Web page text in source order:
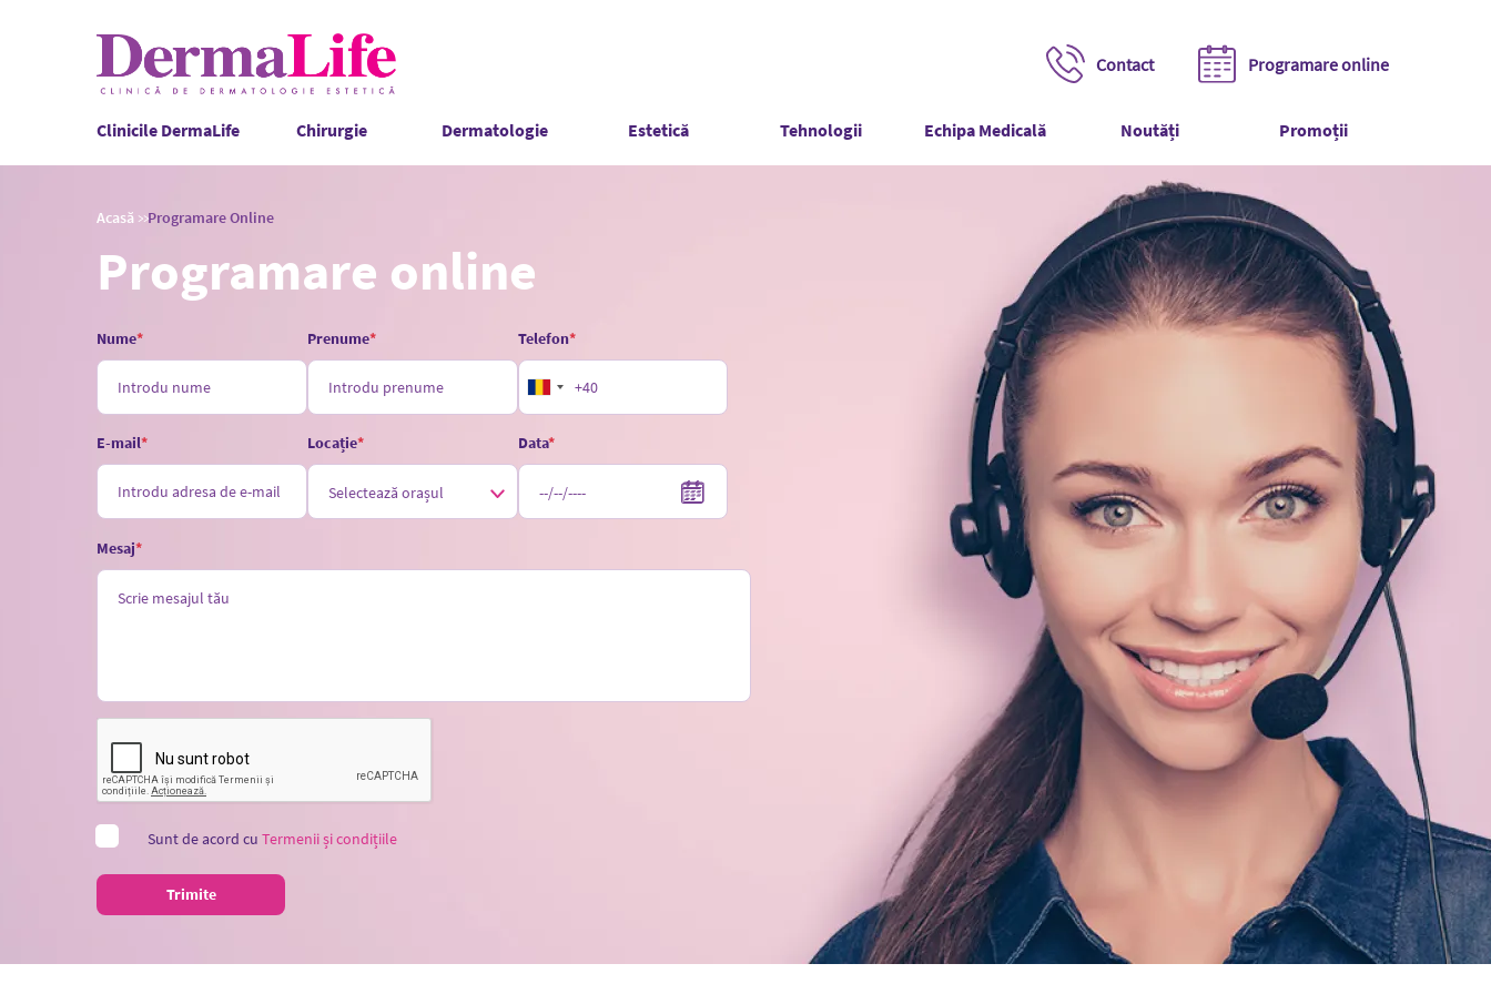
Contact Programare online
principală
Clinicile DermaLife Chirurgie Dermatologie Estetică
Dermatocosmetică
Tehnologii Echipa Medicală Noutăți Promoții
Acasă Programare Online
Programare online
Nume Prenume Telefon
E-mail Locație Data
Mesaj
Sunt de acord cu Termenii și condițiile